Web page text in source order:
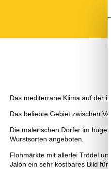
Das mediterrane Klima auf der
Das beliebte Gebiet zwischen
Die malerischen Dörfer im
Wurstsorten angeboten.
Flohmärkte mit allerlei Trödel
Jalón ein sehr kostbares Bild für